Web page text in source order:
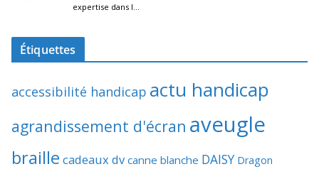
Étiquettes
accessibilité handicap actu handicap
agrandissement d'écran aveugle
braille cadeaux dv canne blanche DAISY Dragon